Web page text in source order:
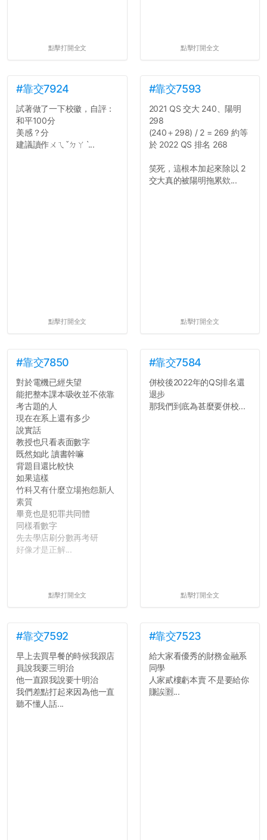
點擊打開全文 點擊打開全文
#靠交7924
試著做了一下校徽，自評：
和平100分
美感？分
建議讀作ㄨㄟˇㄉㄚˋ...
點擊打開全文
#靠交7593
2021 QS 交大 240、陽明
298
(240＋298) / 2 = 269 約等
於 2022 QS 排名 268
笑死，這根本加起來除以 2
交大真的被陽明拖累欸...
點擊打開全文
#靠交7850
對於電機已經失望
能把整本課本吸收並不依靠
考古題的人
現在在系上還有多少
說實話
教授也只看表面數字
既然如此 讀書幹嘛
背題目還比較快
如果這樣
竹科又有什麼立場抱怨新人
素質
畢竟也是犯罪共同體
同樣看數字
先去學店刷分數再考研
好像才是正解...
點擊打開全文
#靠交7584
併校後2022年的QS排名還
退步
那我們到底為甚麼要併校...
點擊打開全文
#靠交7592
早上去買早餐的時候我跟店
員說我要三明治
他一直跟我說要十明治
我們差點打起來因為他一直
聽不懂人話...
#靠交7523
給大家看優秀的財務金融系
同學
人家貳樓虧本賣 不是要給你
賺誒🈹...